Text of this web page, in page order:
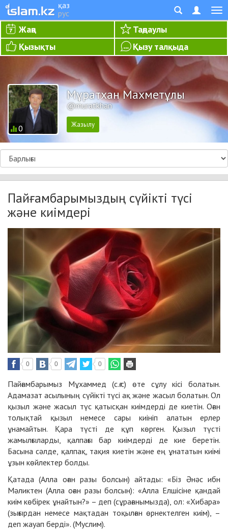
қаз
рус
Жаңа
Таңдаулы
Қызықты
Қызу талқыда
0
Мұратхан Махметұлы
@muratkhan
Пайғамбарымыздың сүйікті түсі
және киімдері
0 0 0
Пайғамбарымыз Мұхаммед (с.ғ.с) өте сұлу кісі болатын.
Адамазат асылының сүйікті түсі ақ және жасыл болатын. Ол
қызыл және жасыл түс қатысқан киімдерді де киетін. Оған
толықтай қызыл немесе сары киініп алатын ерлер
ұнамайтын. Қара түсті де құп көрген. Қызыл түсті
жамылғыларды, қалпағы бар киімдерді де кие беретін.
Басына сәлде, қалпақ, тақия киетін және ең ұнататын киімі
ұзын көйлектер болды.
Қатада (Алла оған разы болсын) айтады: «Біз Әнәс ибн
Мәликтен (Алла оған разы болсын): «Алла Елшісіне қандай
киім көбірек ұнайтын?» – деп (сұрағанымызда), ол: «Хибара»
(зығырдан немесе мақтадан тоқылған өрнектелген киім), –
деп жауап берді». (Муслим).